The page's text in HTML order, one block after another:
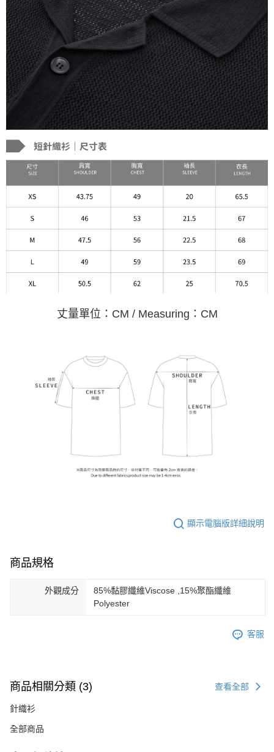
丈量單位：CM / Measuring：CM
顯示電腦版詳細說明
商品規格
外觀成分
85%黏膠纖維Viscose ,15%聚酯纖維
Polyester
客服
商品相關分類 (3) 查看全部
針織衫
全部商品